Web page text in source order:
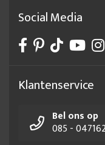
Social Media
Klantenservice
Bel ons op
085 -